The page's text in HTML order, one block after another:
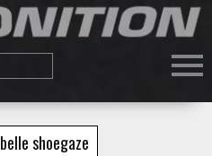
shoegaze